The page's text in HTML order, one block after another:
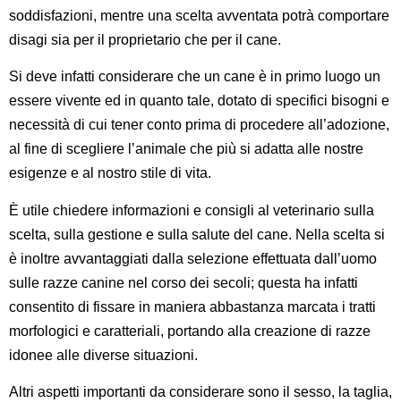
soddisfazioni, mentre una scelta avventata potrà comportare
disagi sia per il proprietario che per il cane.
Si deve infatti considerare che un cane è in primo luogo un
essere vivente ed in quanto tale, dotato di specifici bisogni e
necessità di cui tener conto prima di procedere all’adozione,
al fine di scegliere l’animale che più si adatta alle nostre
esigenze e al nostro stile di vita.
È utile chiedere informazioni e consigli al veterinario sulla
scelta, sulla gestione e sulla salute del cane. Nella scelta si
è inoltre avvantaggiati dalla selezione effettuata dall’uomo
sulle razze canine nel corso dei secoli; questa ha infatti
consentito di fissare in maniera abbastanza marcata i tratti
morfologici e caratteriali, portando alla creazione di razze
idonee alle diverse situazioni.
Altri aspetti importanti da considerare sono il sesso, la taglia,